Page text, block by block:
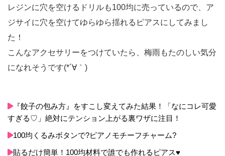
レジンに穴を空けるドリルも100均に売っているので、ア
ジサイに穴を空けてゆらゆら揺れるピアスにしてみまし
た！
こんなアクセサリーをつけていたら、梅雨もたのしい気分
になれそうです(*´∀｀)
『餃子の包み方』をすこし変えてみた結果！「なにコレ可愛
すぎる♡」絶対にテンション上がる裏ワザに注目！
100均くるみボタンで?ピアノモチーフチャーム?
貼るだけ簡単！100均材料で誰でも作れるピアス♥